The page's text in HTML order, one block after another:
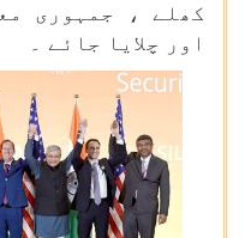
کھلے ، جمہوری
اور چلایا جائے ۔